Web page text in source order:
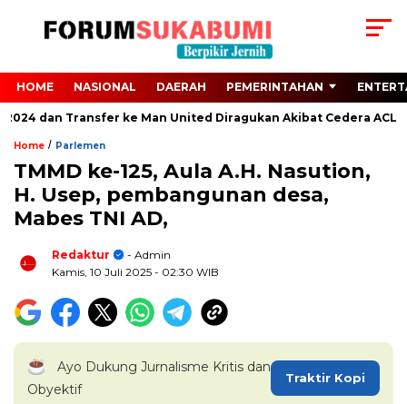
HOME NASIONAL DAERAH PEMERINTAHAN
dan Transfer ke Man United Diragukan Akibat Cedera ACL
Home / Parlemen
TMMD ke-125, Aula A.H. Nasution,
H. Usep, pembangunan desa,
Mabes TNI AD,
Redaktur
- Admin
Kamis, 10 Juli 2025 - 02:30 WIB
Ayo Dukung Jurnalisme Kritis dan
Obyektif
Traktir Kopi